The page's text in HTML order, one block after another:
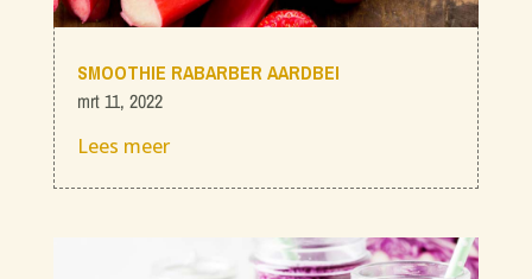
SMOOTHIE RABARBER AARDBEI
mrt 11, 2022
Lees meer